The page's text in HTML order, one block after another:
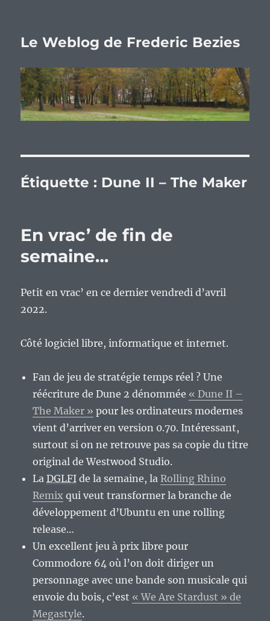
Le Weblog de Frederic Bezies
Étiquette : Dune II – The Maker
En vrac’ de fin de
semaine…
Petit en vrac’ en ce dernier vendredi d’avril
2022.
Côté logiciel libre, informatique et internet.
Fan de jeu de stratégie temps réel ? Une
réécriture de Dune 2 dénommée « Dune II –
The Maker » pour les ordinateurs modernes
vient d’arriver en version 0.70. Intéressant,
surtout si on ne retrouve pas sa copie du titre
original de Westwood Studio.
LaDGLFI de la semaine, laRolling Rhino
Remix qui veut transformer la branche de
développement d’Ubuntu en une rolling
release…
Un excellent jeu à prix libre pour
Commodore 64 où l’on doit diriger un
personnage avec une bande son musicale qui
envoie du bois, c’est « We Are Stardust » de
Megastyle.